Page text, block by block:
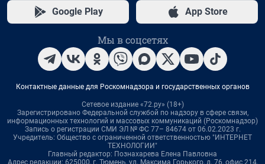
Google Play App Store
Мы в соцсетях
Контактные данные для Роскомнадзора и государственных органов
Сетевое издание «72.ру» (18+)
Зарегистрировано Федеральной службой по надзору в сфере связи,
информационных технологий и массовых коммуникаций (Роскомнадзор)
Запись о регистрации СМИ ЭЛ № ФС 77– 84674 от 06.02.2023 г.
Учредитель: Общество с ограниченной ответственностью "ИНТЕРНЕТ
ТЕХНОЛОГИИ"
Главный редактор: Познахарева Елена Павловна
Адрес редакции: 625000, г. Тюмень, ул. Максима Горького, д. 76, офис 214,